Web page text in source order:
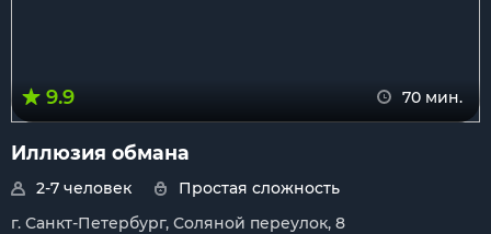
9.9 70 мин.
Иллюзия обмана
2-7 человек
Простая сложность
г. Санкт-Петербург, Соляной переулок, 8